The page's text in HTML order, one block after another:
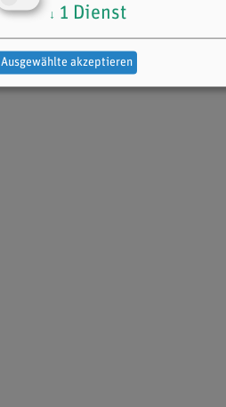
↓ 1 Dienst
Ausgewählte akzeptieren